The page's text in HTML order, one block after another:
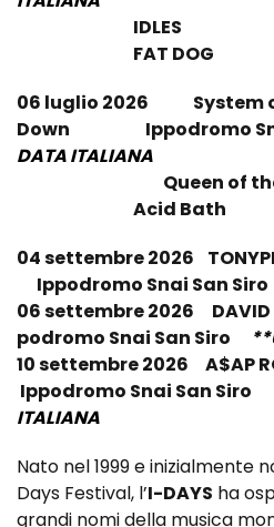
IDLES
FAT DOG
06 luglio 2026
System
Down
Ippodromo
DATA ITALIANA
Queen of
Acid Bath
04 settembre 2026
Ippodromo Snai San
06 settembre 2026
podromo Snai San Siro
10 settembre 2026
Ippodromo Snai San Siro
ITALIANA
Nato nel 1999 e inizialmente
Days Festival, l’I-DAYS ha
grandi nomi della musica